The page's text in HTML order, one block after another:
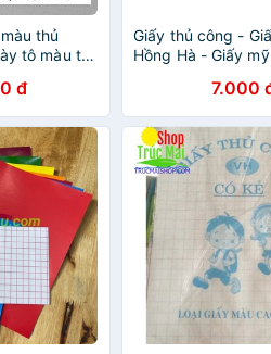
thủ
tô màu thủ
9cm x
đ
Giấy thủ công -
Hồng Hà - Giấy
7.000